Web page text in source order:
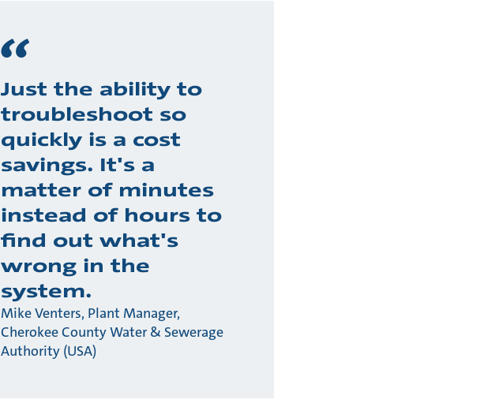
Just the ability to
troubleshoot so
quickly is a cost
savings. It's a
matter of minutes
instead of hours to
find out what's
wrong in the
system.
Mike Venters, Plant Manager,
Cherokee County Water & Sewerage
Authority (USA)